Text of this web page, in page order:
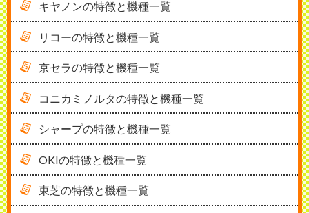
キヤノンの特徴と機種一覧
リコーの特徴と機種一覧
京セラの特徴と機種一覧
コニカミノルタの特徴と機種一覧
シャープの特徴と機種一覧
OKIの特徴と機種一覧
東芝の特徴と機種一覧